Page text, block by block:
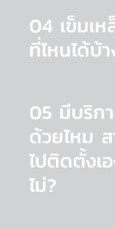
น้อยถึง 50 ปี
สภาพแวดล้อม
ค่าใช้จ่ายในก
ทำให้เมื่อติดตั้
ได้ทันที ค่าใช้
ควบคุมค่าใช้จ่
เรียนรู้เพิ่มเติม
หมุนลงไปในดิ
สกรู หน้างาน
เลอะเทอะ ไม่มี
สิ่งแวดล้อมไ
ใช้เวลาน้อยม
นาที/ต้น เท่านั้
04 เข็มเ
ที่ไหนได้บ้
ได้ครอบคลุม
ได้ทั้งหมด เพี
สามารถยืนทำ
เหล็กได้ครับ
05 มีบริก
ด้วยไหม
ไปติดตั้งเ
ไม่?